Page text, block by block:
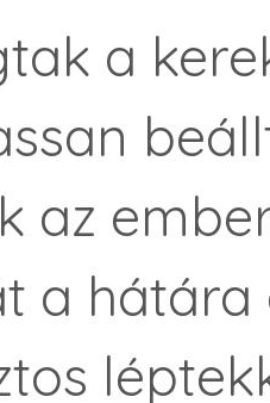
a
az
a hátára